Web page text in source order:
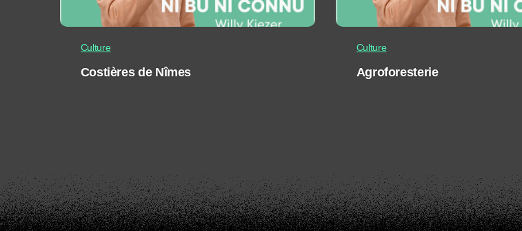
Culture
Costières de Nîmes
Culture
Agroforesterie